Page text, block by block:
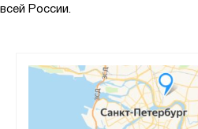
всей России.